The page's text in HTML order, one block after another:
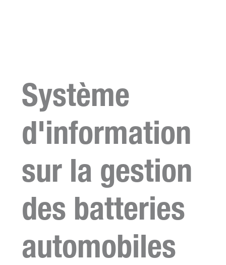
Système
d'information
sur la gestion
des batteries
automobiles